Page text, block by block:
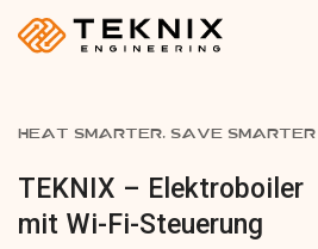
HEAT SMARTER, SAVE SMARTER
TEKNIX – Elektroboiler
mit Wi-Fi-Steuerung